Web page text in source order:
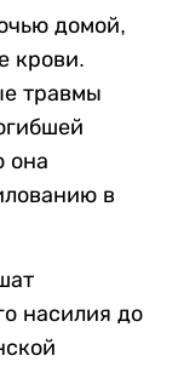
домой,
крови.
травмы
она
в
насилия до